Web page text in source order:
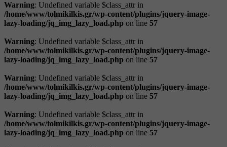
Warning: Undefined variable $class_attr in
/home/www/tolmikilkis.gr/wp-content/plugins/jquery-image-
lazy-loading/jq_img_lazy_load.php on line 57
Warning: Undefined variable $class_attr in
/home/www/tolmikilkis.gr/wp-content/plugins/jquery-image-
lazy-loading/jq_img_lazy_load.php on line 57
Warning: Undefined variable $class_attr in
/home/www/tolmikilkis.gr/wp-content/plugins/jquery-image-
lazy-loading/jq_img_lazy_load.php on line 57
Warning: Undefined variable $class_attr in
/home/www/tolmikilkis.gr/wp-content/plugins/jquery-image-
lazy-loading/jq_img_lazy_load.php on line 57